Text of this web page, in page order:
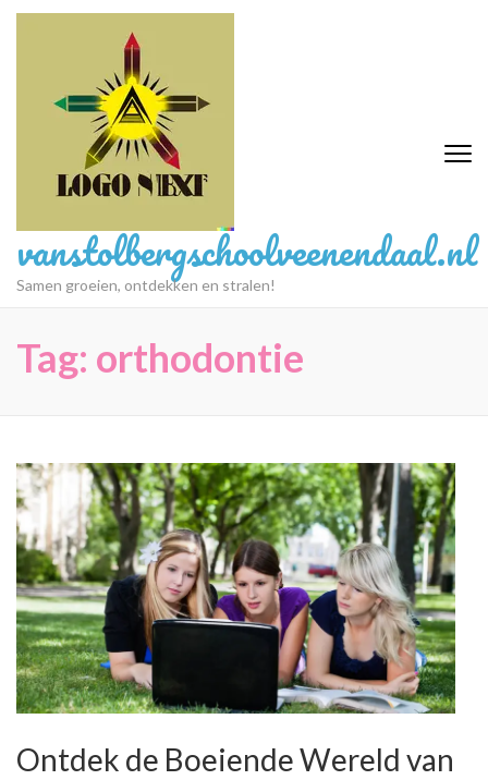
Ga
vanstolbergschoolveenendaal.nl
Samen groeien, ontdekken en stralen!
Tag: orthodontie
Ontdek de Boeiende Wereld van